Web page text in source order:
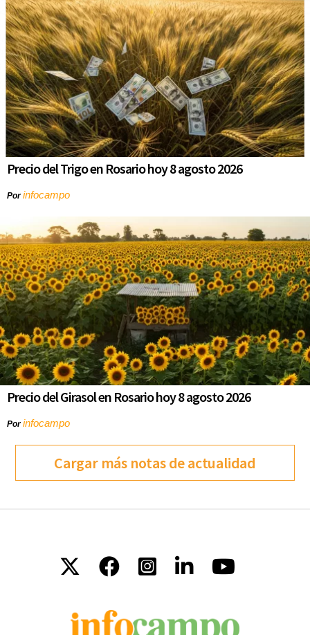
Precio del Trigo en Rosario hoy 8 agosto 2026
Porinfocampo
Precio del Girasol en Rosario hoy 8 agosto 2026
Porinfocampo
Cargar más notas de actualidad